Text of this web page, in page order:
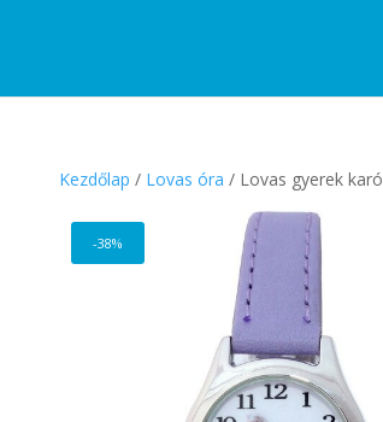
Kezdőlap / Lovas óra / Lovas gyerek
-38%